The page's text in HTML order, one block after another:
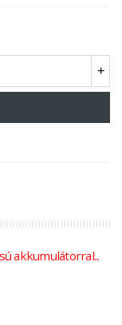
+
akkumulátorral...